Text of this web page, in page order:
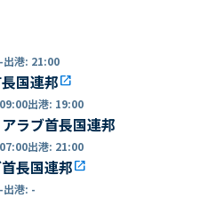
-出港: 21:00
国連邦open_in_new
09:00出港: 19:00
ラブ首長国連邦
07:00出港: 21:00
長国連邦open_in_new
-出港: -